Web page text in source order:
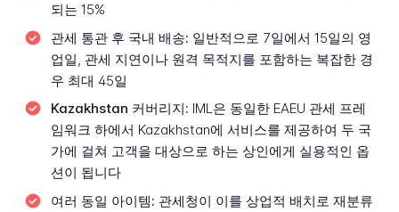
되는 15%
관세 통관 후 국내 배송: 일반적으로 7일에서 15일의 영
업일, 관세 지연이나 원격 목적지를 포함하는 복잡한 경
우 최대 45일
Kazakhstan 커버리지: IML은 동일한 EAEU 관세 프레
임워크 하에서 Kazakhstan에 서비스를 제공하여 두 국
가에 걸쳐 고객을 대상으로 하는 상인에게 실용적인 옵
션이 됩니다
여러 동일 아이템: 관세청이 이를 상업적 배치로 재분류